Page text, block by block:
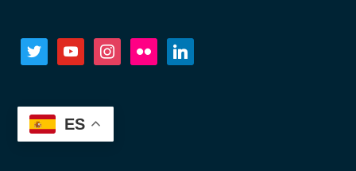
twitter youtube instagramflickr
ES